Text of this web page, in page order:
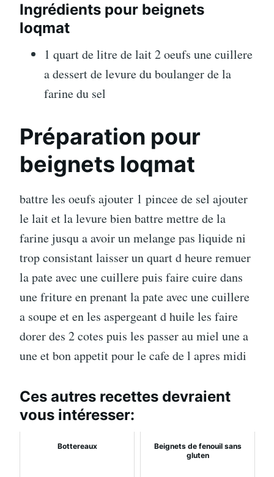
Ingrédients pour beignets
loqmat
1 quart de litre de lait 2 oeufs une cuillere
a dessert de levure du boulanger de la
farine du sel
Préparation pour
beignets loqmat
battre les oeufs ajouter 1 pincee de sel ajouter
le lait et la levure bien battre mettre de la
farine jusqu a avoir un melange pas liquide ni
trop consistant laisser un quart d heure remuer
la pate avec une cuillere puis faire cuire dans
une friture en prenant la pate avec une cuillere
a soupe et en les aspergeant d huile les faire
dorer des 2 cotes puis les passer au miel une a
une et bon appetit pour le cafe de l apres midi
Ces autres recettes devraient
vous intéresser:
Bottereaux
Beignets de fenouil sans
gluten